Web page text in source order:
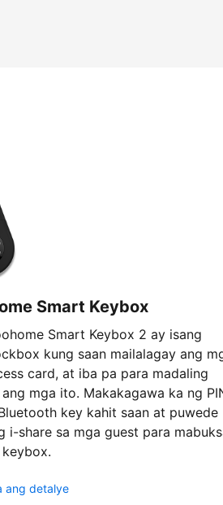
Smart Keybox
Smart Keybox 2 ay isang
kung saan mailalagay ang
card, at iba pa para madaling
ang mga ito. Makakagawa ka ng
key kahit saan at puwede
i-share sa mga guest para
ang detalye